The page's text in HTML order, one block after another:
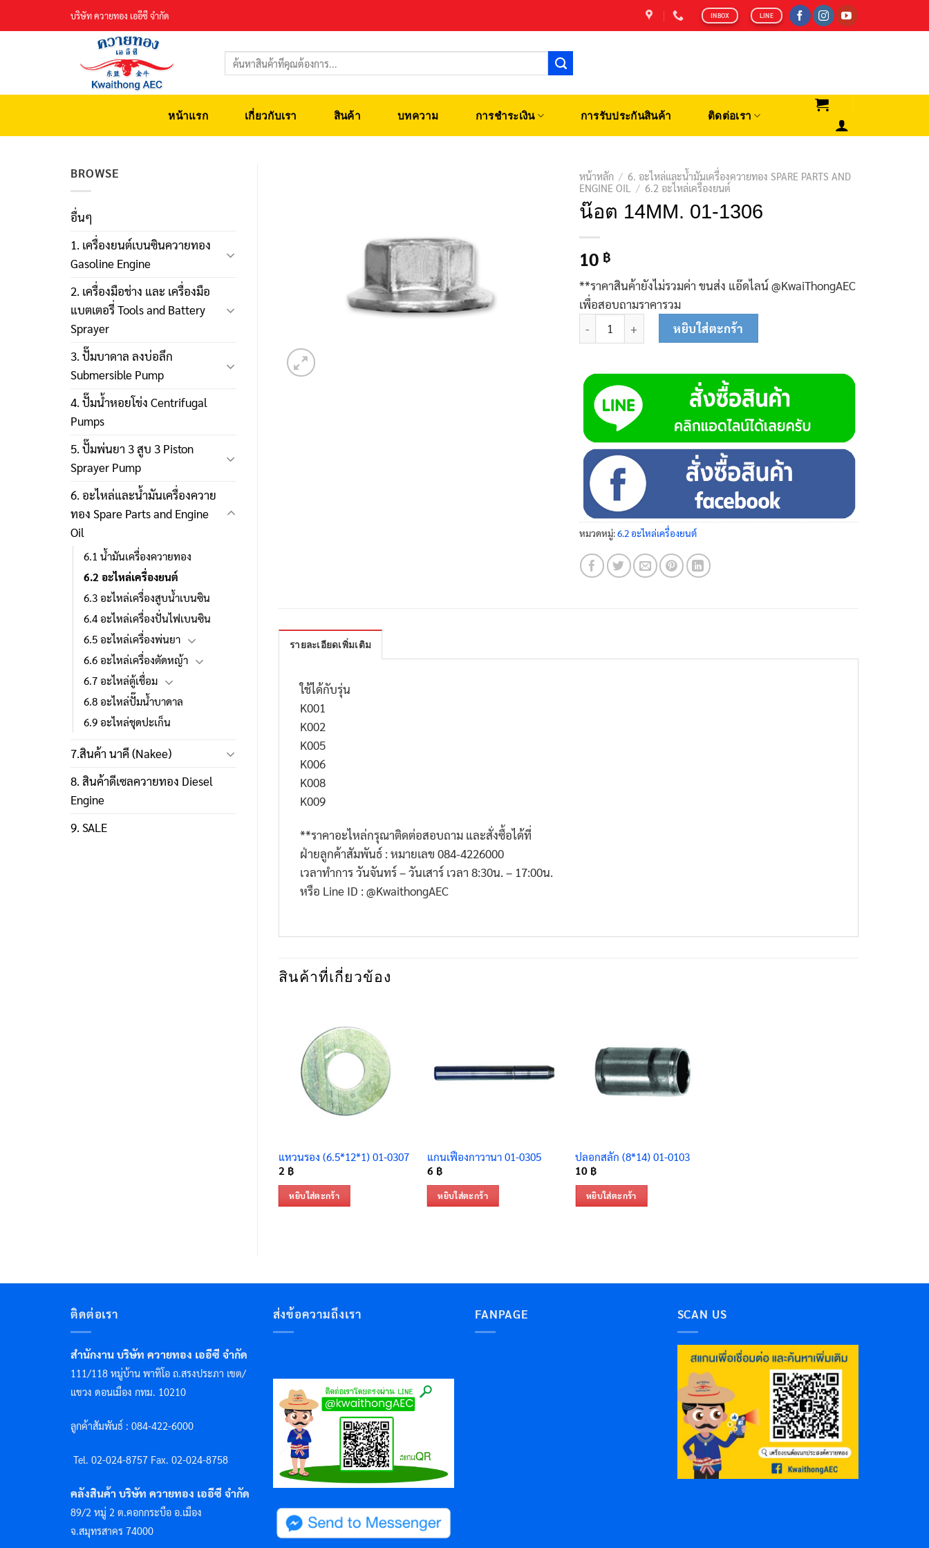
บริษัท ควายทอง เออีซี จำกัด INBOX LINE
ค้นหา:
หน้าแรก เกี่ยวกับเรา สินค้า บทความ การชำระเงิน การรับประกันสินค้า ติดต่อเรา
BROWSE
อื่นๆ
1. เครื่องยนต์เบนซินควายทอง
Gasoline Engine
2. เครื่องมือช่าง และ เครื่องมือ
แบตเตอรี่ Tools and Battery
Sprayer
3. ปั๊มบาดาล ลงบ่อลึก
Submersible Pump
4. ปั๊มน้ำหอยโข่ง Centrifugal
Pumps
5. ปั๊มพ่นยา 3 สูบ 3 Piston
Sprayer Pump
6. อะไหล่และน้ำมันเครื่องควาย
ทอง Spare Parts and Engine
Oil
6.1 น้ำมันเครื่องควายทอง
6.2 อะไหล่เครื่องยนต์
6.3 อะไหล่เครื่องสูบน้ำเบนซิน
6.4 อะไหล่เครื่องปั่นไฟเบนซิน
6.5 อะไหล่เครื่องพ่นยา
6.6 อะไหล่เครื่องตัดหญ้า
6.7 อะไหล่ตู้เชื่อม
6.8 อะไหล่ปั๊มน้ำบาดาล
6.9 อะไหล่ชุดปะเก็น
7.สินค้า นาคี (Nakee)
8. สินค้าดีเซลควายทอง Diesel
Engine
9. SALE
หน้าหลัก / 6. อะไหล่และน้ำมันเครื่องควายทอง SPARE PARTS AND
ENGINE OIL
/ 6.2 อะไหล่เครื่องยนต์
น๊อต 14MM. 01-1306
10 ฿
**ราคาสินค้ายังไม่รวมค่า ขนส่ง แอ๊ดไลน์ @KwaiThongAEC
เพื่อสอบถามราคารวม
จำนวน น๊อต 14MM. 01-1306 ชิ้น
หยิบใส่ตะกร้า
หมวดหมู่:6.2 อะไหล่เครื่องยนต์
รายละเอียดเพิ่มเติม
ใช้ได้กับรุ่น
K001
K002
K005
K006
K008
K009
**ราคาอะไหล่กรุณาติดต่อสอบถาม และสั่งซื้อได้ที่
ฝ่ายลูกค้าสัมพันธ์ : หมายเลข 084-4226000
เวลาทำการ วันจันทร์ – วันเสาร์ เวลา 8:30น. – 17:00น.
หรือ Line ID : @KwaithongAEC
สินค้าที่เกี่ยวข้อง
แหวนรอง (6.5*12*1) 01-0307
2 ฿
หยิบใส่ตะกร้า
แกนเฟืองกาวานา 01-0305
6 ฿
หยิบใส่ตะกร้า
ปลอกสลัก (8*14) 01-0103
10 ฿
หยิบใส่ตะกร้า
ติดต่อเรา
สำนักงาน บริษัท ควายทอง เออีซี จำกัด
111/118 หมู่บ้าน พาทิโอ ถ.สรงประภา เขต/
แขวง ดอนเมือง กทม. 10210
ลูกค้าสัมพันธ์ : 084-422-6000
Tel. 02-024-8757 Fax. 02-024-8758
คลังสินค้า บริษัท ควายทอง เออีซี จำกัด
89/2 หมู่ 2 ต.คอกกระบือ อ.เมือง
จ.สมุทรสาคร 74000
ส่งข้อความถึงเรา FANPAGE SCAN US